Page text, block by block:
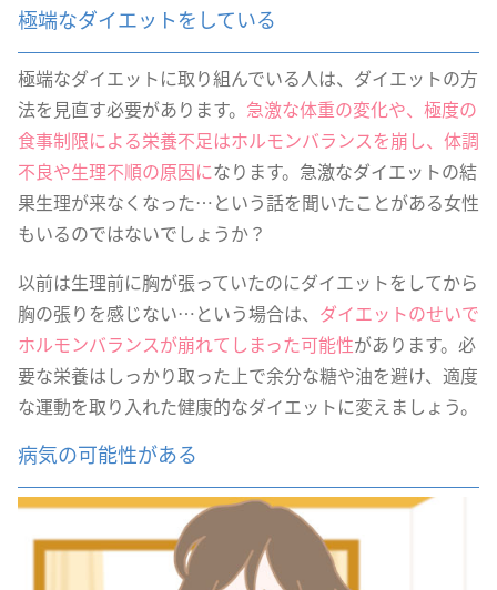
極端なダイエットをしている
極端なダイエットに取り組んでいる人は、ダイエットの方
法を見直す必要があります。 急激な体重の変化や、極度の
食事制限による栄養不足はホルモンバランスを崩し、体調
不良や生理不順の原因になります。急激なダイエットの結
果生理が来なくなった…という話を聞いたことがある女性
もいるのではないでしょうか？
以前は生理前に胸が張っていたのにダイエットをしてから
胸の張りを感じない…という場合は、 ダイエットのせいで
ホルモンバランスが崩れてしまった可能性があります。必
要な栄養はしっかり取った上で余分な糖や油を避け、適度
な運動を取り入れた健康的なダイエットに変えましょう。
病気の可能性がある